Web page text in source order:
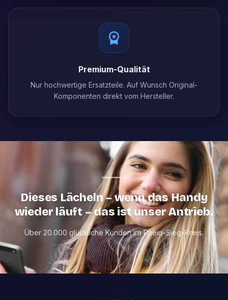
Premium-Qualität
Nur hochwertige Ersatzteile. Auf Wunsch Original-
Komponenten direkt vom Hersteller.
Dieses Lächeln – wenn das Handy
wieder läuft – das ist unser Antrieb.
Über 20.000 glückliche Kunden im Rhein-Sieg-Kreis.